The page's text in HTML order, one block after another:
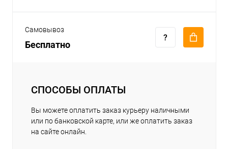
Самовывоз
Бесплатно
СПОСОБЫ ОПЛАТЫ
Вы можете оплатить заказ курьеру наличными
или по банковской карте, или же оплатить заказ
на сайте онлайн.